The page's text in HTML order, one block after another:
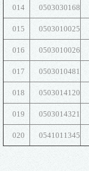
014 0503030168
015 0503010025
016 0503010026
017 0503010481
018 0503014120
019 0503014321
020 0541011345